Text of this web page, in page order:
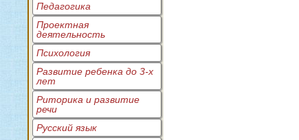
Педагогика
Проектная
деятельность
Психология
Развитие ребенка до 3-х
лет
Риторика и развитие
речи
Русский язык